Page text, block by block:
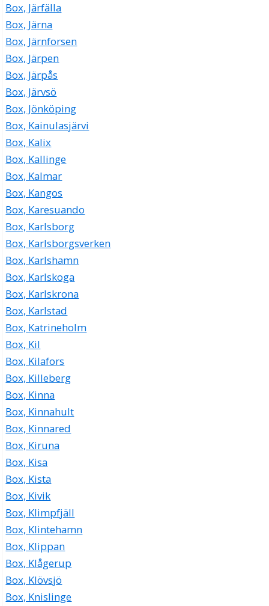
Box, Järfälla
Box, Järna
Box, Järnforsen
Box, Järpen
Box, Järpås
Box, Järvsö
Box, Jönköping
Box, Kainulasjärvi
Box, Kalix
Box, Kallinge
Box, Kalmar
Box, Kangos
Box, Karesuando
Box, Karlsborg
Box, Karlsborgsverken
Box, Karlshamn
Box, Karlskoga
Box, Karlskrona
Box, Karlstad
Box, Katrineholm
Box, Kil
Box, Kilafors
Box, Killeberg
Box, Kinna
Box, Kinnahult
Box, Kinnared
Box, Kiruna
Box, Kisa
Box, Kista
Box, Kivik
Box, Klimpfjäll
Box, Klintehamn
Box, Klippan
Box, Klågerup
Box, Klövsjö
Box, Knislinge